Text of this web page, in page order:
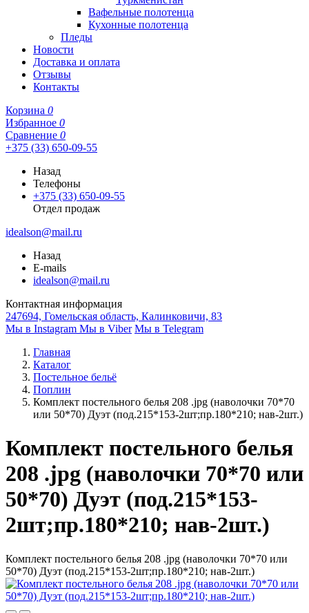
Вафельные полотенца
Кухонные полотенца
Пледы
Новости
Доставка и оплата
Отзывы
Контакты
Корзина 0
Избранное 0
Сравнение 0
+375 (33) 650-09-55
Назад
Телефоны
+375 (33) 650-09-55
Отдел продаж
idealson@mail.ru
Назад
E-mails
idealson@mail.ru
Контактная информация
247694, Гомельская область, Калинковичи, 83
Мы в Instagram Мы в Viber Мы в Telegram
Главная
Каталог
Постельное бельё
Поплин
Комплект постельного белья 208 .jpg (наволочки 70*70
или 50*70) Дуэт (под.215*153-2шт;пр.180*210; нав-2шт.)
Комплект постельного белья
208 .jpg (наволочки 70*70 или
50*70) Дуэт (под.215*153-
2шт;пр.180*210; нав-2шт.)
Комплект постельного белья 208 .jpg (наволочки 70*70 или
50*70) Дуэт (под.215*153-2шт;пр.180*210; нав-2шт.)